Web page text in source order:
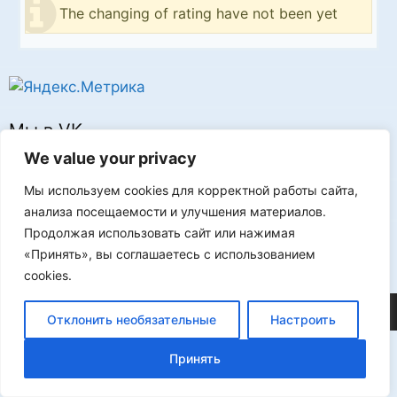
We value your privacy
Мы используем cookies для корректной работы сайта,
анализа посещаемости и улучшения материалов.
Продолжая использовать сайт или нажимая
«Принять», вы соглашаетесь с использованием
cookies.
Отклонить необязательные Настроить
Принять
The changing of rating have not been yet
Мы в VK
Реклама